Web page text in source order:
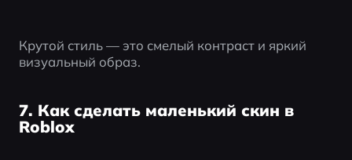
Крутой стиль — это смелый контраст и яркий
визуальный образ.
7. Как сделать маленький скин в
Roblox